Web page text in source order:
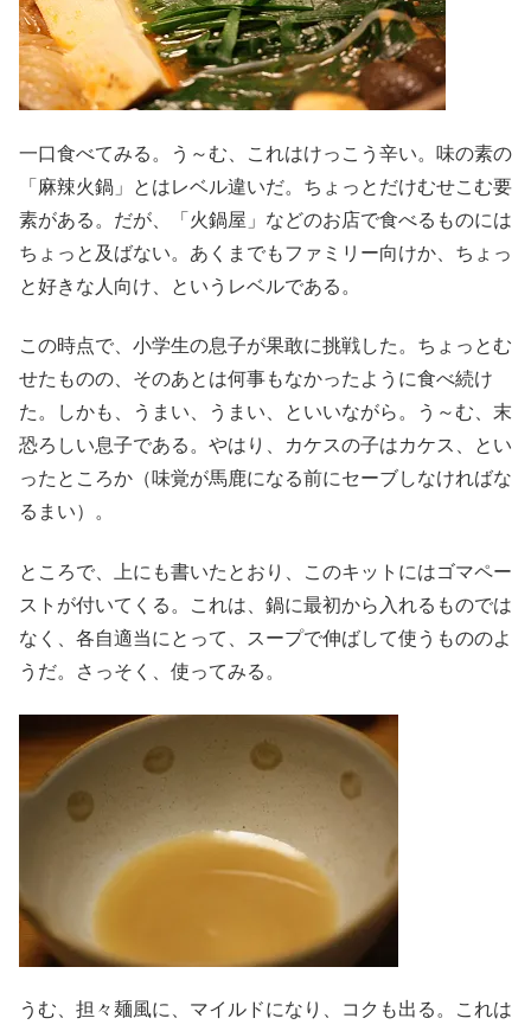
一口食べてみる。う～む、これはけっこう辛い。味の素の
「麻辣火鍋」とはレベル違いだ。ちょっとだけむせこむ要
素がある。だが、「火鍋屋」などのお店で食べるものには
ちょっと及ばない。あくまでもファミリー向けか、ちょっ
と好きな人向け、というレベルである。
この時点で、小学生の息子が果敢に挑戦した。ちょっとむ
せたものの、そのあとは何事もなかったように食べ続け
た。しかも、うまい、うまい、といいながら。う～む、末
恐ろしい息子である。やはり、カケスの子はカケス、とい
ったところか（味覚が馬鹿になる前にセーブしなければな
るまい）。
ところで、上にも書いたとおり、このキットにはゴマペー
ストが付いてくる。これは、鍋に最初から入れるものでは
なく、各自適当にとって、スープで伸ばして使うもののよ
うだ。さっそく、使ってみる。
うむ、担々麺風に、マイルドになり、コクも出る。これは